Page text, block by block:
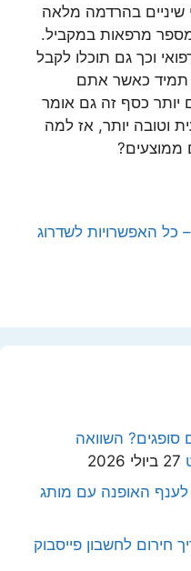
שיניים בהרדמה מלאה
מרפאות במקביל.
וכך גם תוכלו לקבל
תמיד כאשר אתם
יותר כסף זה גם אומר
וטובה יותר, אז למה
ממוצעים?
כל האפשרויות לשדרוג
סופגים? השוואה
27 ביולי 2026
לענף האופנה עם מותג
לחשבון פייסבוק